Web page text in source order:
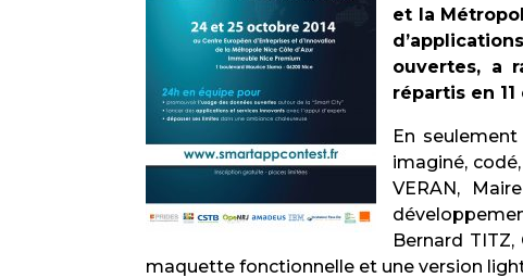
et la
ouvertes, a
répartis en
En
imaginé,
VERAN,
Bernard
maquette fonctionnelle et une version